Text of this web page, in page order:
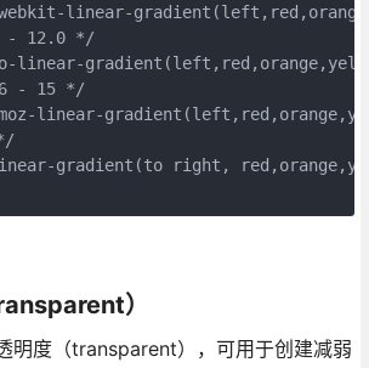
linear-gradient (left , red , orange
- 12.0 */
linear-gradient (left , red , orange,
- 15 */
linear-gradient (left , red , orange,
gradient (to right , red , orange,
）
明度（transparent），可用于创建减弱